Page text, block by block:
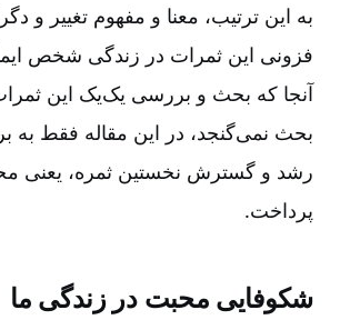
به این ترتیب‌، معنا و مفهوم تغییر و
فزونی این ثمرات در زندگی شخص
آنجا که بحث و بررسی یک‌یک این
بحث نمی‌گنجد، در این مقاله فقط
رشد و گسترش نخستین ثمره‌، یعنی
پرداخت‌.
شکوفایی محبت در زندگی ما